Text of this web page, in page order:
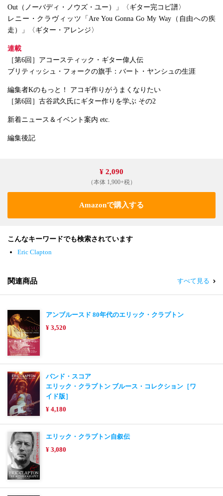
Out（ノーバディ・ノウズ・ユー）」〈ギター完コピ譜〉
レニー・クラヴィッツ「Are You Gonna Go My Way（自由への疾
走）」〈ギター・アレンジ〉
連載
［第6回］アコースティック・ギター偉人伝
ブリティッシュ・フォークの旗手：バート・ヤンシュの生涯
編集者Kのもっと！ アコギ作りがうまくなりたい
［第6回］古谷武久氏にギター作りを学ぶ その2
新着ニュース＆イベント案内 etc.
編集後記
¥ 2,090
（本体 1,900+税）
Amazonで購入する
こんなキーワードでも検索されています
Eric Clapton
関連商品 すべて見る
アンブルースド 80年代のエリック・クラプトン
¥ 3,520
バンド・スコア
エリック・クラプトン ブルース・コレクション［ワ
イド版］
¥ 4,180
エリック・クラプトン自叙伝
¥ 3,080